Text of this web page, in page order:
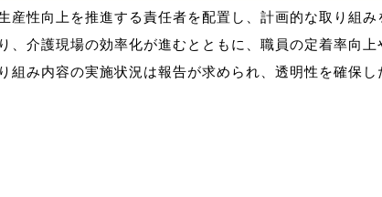
産性向上を推進する責任者を配置し、計画的な取り組
、介護現場の効率化が進むとともに、職員の定着率向